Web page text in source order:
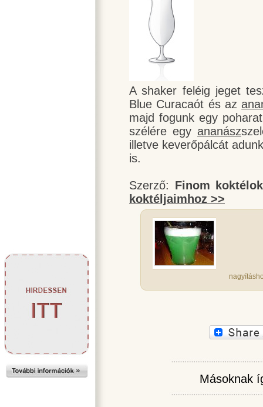
A shaker feléig jeget
Blue Curacaót és az
majd fogunk egy
szélére egy ananász
illetve keverőpálcát
is.
Szerző: Finom koktélok
koktéljaimhoz >>
Másoknak